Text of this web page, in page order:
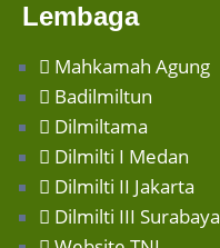
Lembaga
Mahkamah Agung
Badilmiltun
Dilmiltama
Dilmilti I Medan
Dilmilti II Jakarta
Dilmilti III Surabaya